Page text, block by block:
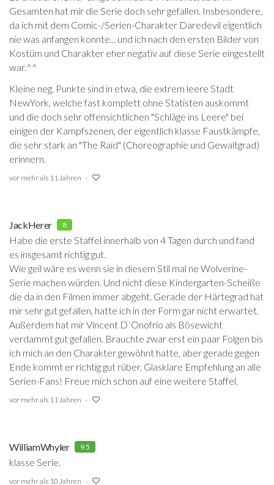
Gesamten hat mir die Serie doch sehr gefallen. Insbesondere,
da ich mit dem Comic-/Serien-Charakter Daredevil eigentlich
nie was anfangen konnte... und ich nach den ersten Bilder von
Kostüm und Charakter eher negativ auf diese Serie eingestellt
war.^^
Kleine neg. Punkte sind in etwa, die extrem leere Stadt
NewYork, welche fast komplett ohne Statisten auskommt
und die doch sehr offensichtlichen "Schläge ins Leere" bei
einigen der Kampfszenen, der eigentlich klasse Faustkämpfe,
die sehr stark an "The Raid" (Choreographie und Gewaltgrad)
erinnern.
vor mehr als 11 Jahren
JackHerer 8
Habe die erste Staffel innerhalb von 4 Tagen durch und fand
es insgesamt richtig gut.
Wie geil wäre es wenn sie in diesem Stil mal ne Wolverine-
Serie machen würden. Und nicht diese Kindergarten-Scheiße
die da in den Filmen immer abgeht. Gerade der Härtegrad hat
mir sehr gut gefallen, hatte ich in der Form gar nicht erwartet.
Außerdem hat mir Vincent D´Onofrio als Bösewicht
verdammt gut gefallen. Brauchte zwar erst ein paar Folgen bis
ich mich an den Charakter gewöhnt hatte, aber gerade gegen
Ende kommt er richtig gut rüber. Glasklare Empfehlung an alle
Serien-Fans! Freue mich schon auf eine weitere Staffel.
vor mehr als 11 Jahren
WilliamWhyler 9.5
klasse Serie.
vor mehr als 10 Jahren